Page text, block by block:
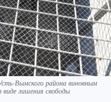
Вымского района виновным
виде лишения свободы